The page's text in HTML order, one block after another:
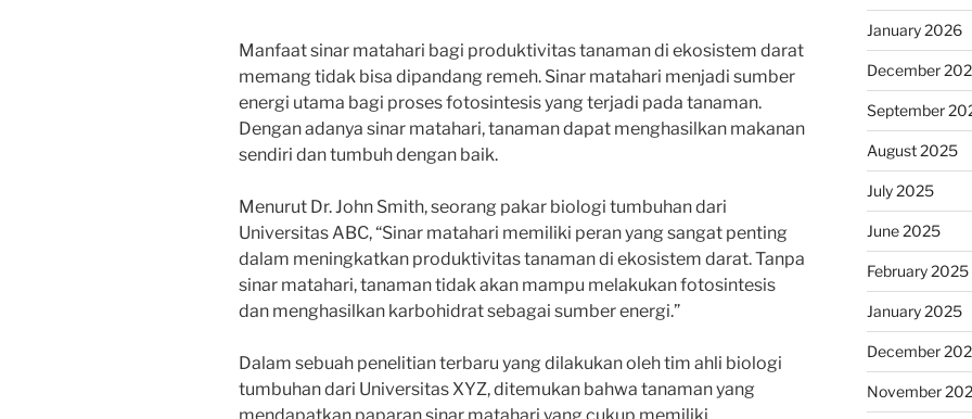
Manfaat sinar matahari bagi produktivitas tanaman di ekosistem darat
memang tidak bisa dipandang remeh. Sinar matahari menjadi sumber
energi utama bagi proses fotosintesis yang terjadi pada tanaman.
Dengan adanya sinar matahari, tanaman dapat menghasilkan makanan
sendiri dan tumbuh dengan baik.
Menurut Dr. John Smith, seorang pakar biologi tumbuhan dari
Universitas ABC, “Sinar matahari memiliki peran yang sangat penting
dalam meningkatkan produktivitas tanaman di ekosistem darat. Tanpa
sinar matahari, tanaman tidak akan mampu melakukan fotosintesis
dan menghasilkan karbohidrat sebagai sumber energi.”
Dalam sebuah penelitian terbaru yang dilakukan oleh tim ahli biologi
tumbuhan dari Universitas XYZ, ditemukan bahwa tanaman yang
January 2026
December
September
August 2025
July 2025
June 2025
February 2025
January 2025
December
November